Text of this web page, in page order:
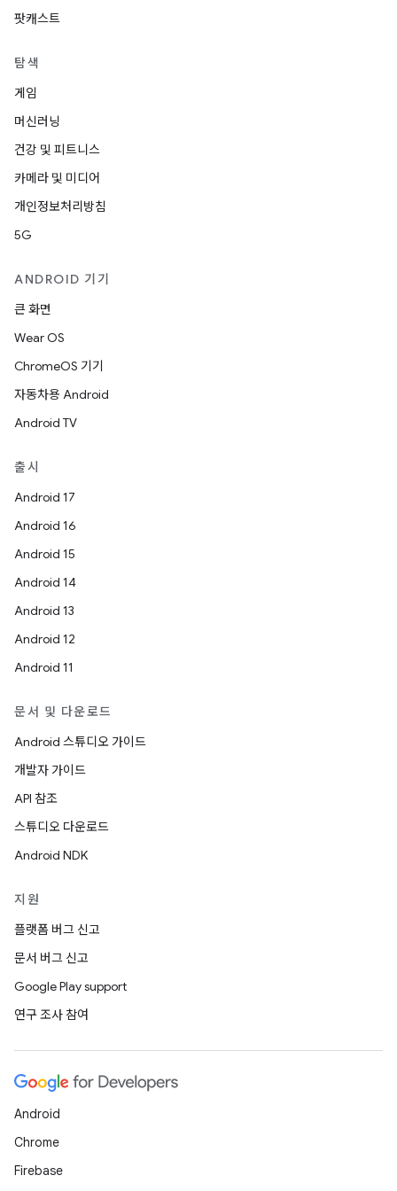
팟캐스트
탐색
게임
머신러닝
건강 및 피트니스
카메라 및 미디어
개인정보처리방침
5G
ANDROID 기기
큰 화면
Wear OS
ChromeOS 기기
자동차용 Android
Android TV
출시
Android 17
Android 16
Android 15
Android 14
Android 13
Android 12
Android 11
문서 및 다운로드
Android 스튜디오 가이드
개발자 가이드
API 참조
스튜디오 다운로드
Android NDK
지원
플랫폼 버그 신고
문서 버그 신고
Google Play support
연구 조사 참여
Android
Chrome
Firebase